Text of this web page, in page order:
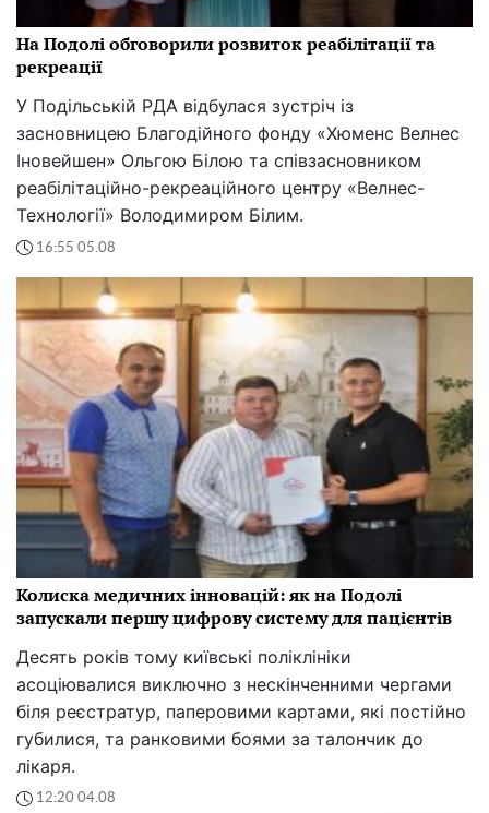
На Подолі обговорили розвиток реабілітації та
рекреації
У Подільській РДА відбулася зустріч із
засновницею Благодійного фонду «Хюменс Велнес
Іновейшен» Ольгою Білою та співзасновником
реабілітаційно-рекреаційного центру «Велнес-
Технології» Володимиром Білим.
16:55 05.08
Колиска медичних інновацій: як на Подолі
запускали першу цифрову систему для пацієнтів
Десять років тому київські поліклініки
асоціювалися виключно з нескінченними чергами
біля реєстратур, паперовими картами, які постійно
губилися, та ранковими боями за талончик до
лікаря.
12:20 04.08